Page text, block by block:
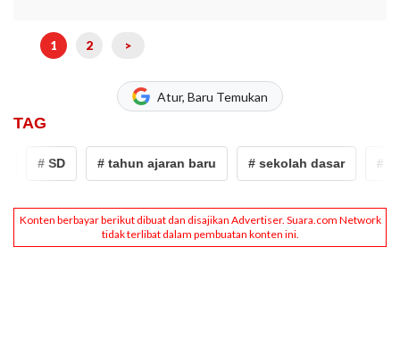
1 2 >
Atur, Baru Temukan
TAG
# SD # tahun ajaran baru # sekolah dasar #